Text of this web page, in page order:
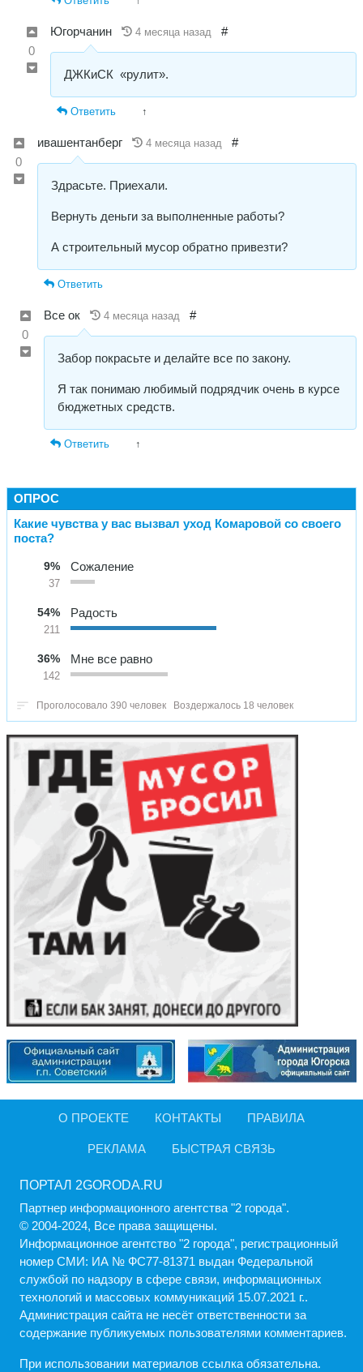
0
Югорчанин 4 месяца назад #
ДЖКиСК «рулит».
Ответить ↑
0
ивашентанберг 4 месяца назад #
Здрасьте. Приехали.
Вернуть деньги за выполненные работы?
А строительный мусор обратно привезти?
Ответить
0
Все ок 4 месяца назад #
Забор покрасьте и делайте все по закону.
Я так понимаю любимый подрядчик очень в курсе
бюджетных средств.
Ответить ↑
ОПРОС
Какие чувства у вас вызвал уход Комаровой со своего
поста?
9%
37
Сожаление
54%
211
Радость
36%
142
Мне все равно
Проголосовало 390 человек Воздержалось 18 человек
О ПРОЕКТЕ КОНТАКТЫ ПРАВИЛА
РЕКЛАМА БЫСТРАЯ СВЯЗЬ
ПОРТАЛ 2GORODA.RU
Партнер информационного агентства "2 города".
© 2004-2024, Все права защищены.
Информационное агентство "2 города", регистрационный
номер СМИ: ИА № ФС77-81371 выдан Федеральной
службой по надзору в сфере связи, информационных
технологий и массовых коммуникаций 15.07.2021 г..
Администрация cайта не несёт ответственности за
содержание публикуемых пользователями комментариев.
При использовании материалов ссылка обязательна.